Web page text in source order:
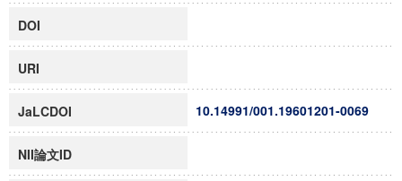
DOI
URI
JaLCDOI 10.14991/001.19601201-0069
NII論文ID